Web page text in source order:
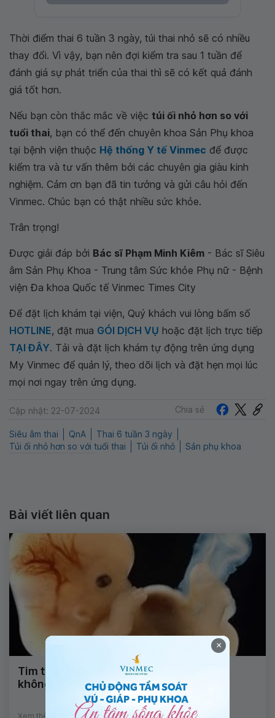
Thời điểm thai 6 tuần 3 ngày, túi thai nhỏ sẽ có nhiều
thay đổi. Vì vậy, bạn nên đợi kiểm tra sau 1 tuần để
đánh giá sự phát triển của thai thì sẽ có kết quả đánh
giá tốt hơn.
Nếu bạn còn thắc mắc về việc túi ối nhỏ hơn so với
tuổi thai, bạn có thể đến chuyên khoa Sản Phụ khoa
tại bệnh viện thuộc Hệ thống Y tế Vinmec để được
kiểm tra và tư vấn thêm bởi các chuyên gia giàu kinh
nghiệm. Cảm ơn bạn đã tin tưởng và gửi câu hỏi đến
Vinmec. Chúc bạn có thật nhiều sức khỏe.
Trân trọng!
Được giải đáp bởi Bác sĩ Phạm Minh Kiêm - Bác sĩ Siêu
âm Sản Phụ Khoa - Trung tâm Sức khỏe Phụ nữ - Bệnh
viện Đa khoa Quốc tế Vinmec Times City
Để đặt lịch khám tại viện, Quý khách vui lòng bấm số
HOTLINE, đặt mua GÓI DỊCH VỤ hoặc đặt lịch trực tiếp
TẠI ĐÂY. Tải và đặt lịch khám tự động trên ứng dụng
My Vinmec để quản lý, theo dõi lịch và đặt hẹn mọi lúc
mọi nơi ngay trên ứng dụng.
Cập nhật: 22-07-2024 Chia sẻ
Siêu âm thai QnA
Thai 6 tuần 3 ngày
Túi ối nhỏ hơn so với tuổi thai
Túi ối nhỏ Sản phụ khoa
Bài viết liên quan
Tim thai hơn 6 tuần dương tính có sao
không?
Xem thêm
×